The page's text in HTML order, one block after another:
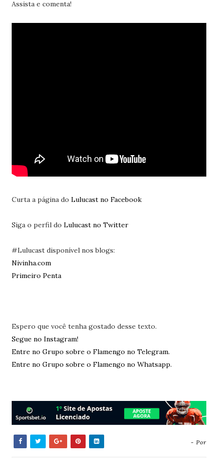
Assista e comenta!
Curta a página do Lulucast no Facebook
Siga o perfil do Lulucast no Twitter
#Lulucast disponível nos blogs:
Nivinha.com
Primeiro Penta
Espero que você tenha gostado desse texto.
Segue no Instagram!
Entre no Grupo sobre o Flamengo no Telegram.
Entre no Grupo sobre o Flamengo no Whatsapp.
- Por